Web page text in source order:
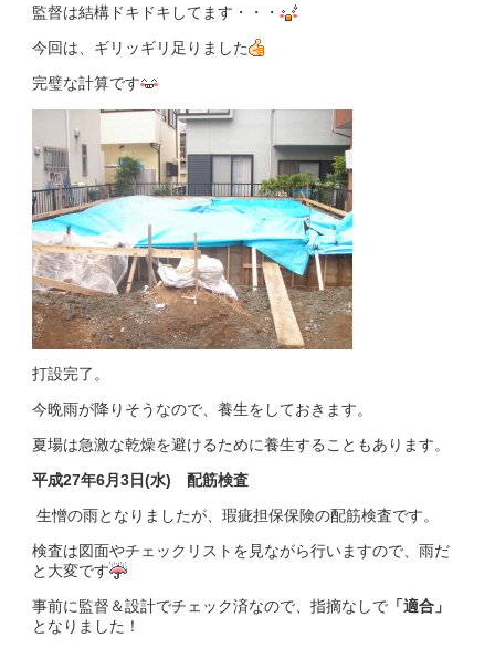
監督は結構ドキドキしてます・・・
今回は、ギリッギリ足りました
完璧な計算です
打設完了。
今晩雨が降りそうなので、養生をしておきます。
夏場は急激な乾燥を避けるために養生することもあります。
平成27年6月3日(水) 配筋検査
生憎の雨となりましたが、瑕疵担保保険の配筋検査です。
検査は図面やチェックリストを見ながら行いますので、雨だ
と大変です
事前に監督＆設計でチェック済なので、指摘なしで 「適合」
となりました！